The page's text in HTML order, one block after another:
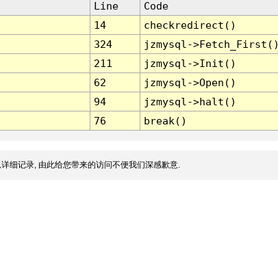
Line
Code
14
checkredirect()
324
jzmysql-
211
jzmysql->Init()
62
jzmysql->Open()
94
jzmysql->halt()
76 break()
细记录, 由此给您带来的访问不便我们深感歉意.